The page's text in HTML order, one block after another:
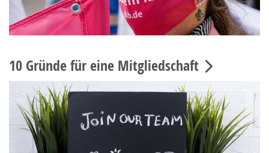
10 Gründe für eine Mitgliedschaft